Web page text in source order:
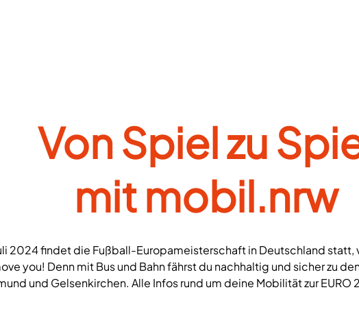
Von Spiel zu
mit mobil.nrw
2024 findet die Fußball-Europameisterschaft in Deutschland statt,
you! Denn mit Bus und Bahn fährst du nachhaltig und sicher zu
und Gelsenkirchen. Alle Infos rund um deine Mobilität zur EURO